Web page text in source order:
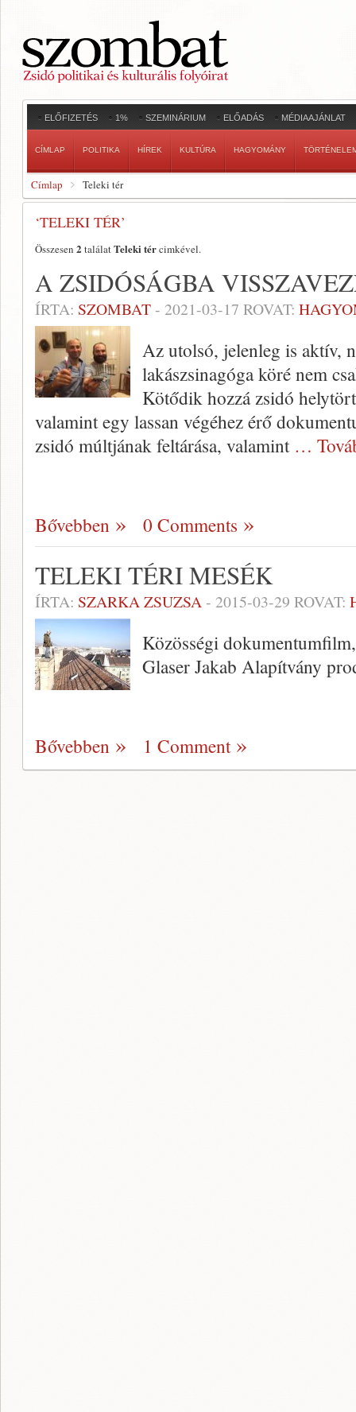
ELŐFIZETÉS 1% SZEMINÁRIUM ELŐADÁS MÉDIAAJÁNLAT
CÍMLAP POLITIKA HÍREK KULTÚRA HAGYOMÁNY
Címlap Teleki tér
‘TELEKI TÉR’
Összesen 2 találatTeleki tércimkével.
A ZSIDÓSÁGBA
ÍRTA: SZOMBAT- 2021-03-17 ROVAT:
Az utolsó, jelenleg is aktív,
lakászsinagóga köré nem
Kötődik hozzá zsidó
valamint egy lassan végéhez érő
zsidó múltjának feltárása, valamint …
Bővebben 0 Comments
TELEKI TÉRI MESÉK
ÍRTA: SZARKA ZSUZSA- 2015-03-29 ROVAT:
Közösségi
Glaser Jakab Alapítvány
Bővebben 1 Comment